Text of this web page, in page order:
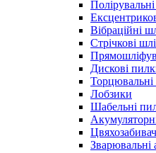
Вібраційні
Стрічкові
Дискові
Лобзики
Шабельні
Зварювальні